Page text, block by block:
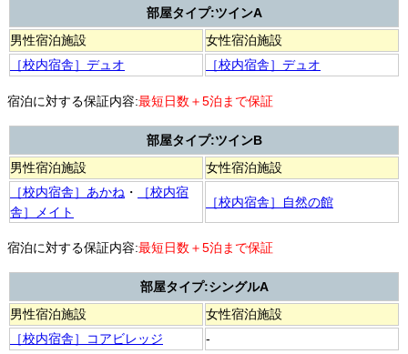
部屋タイプ:ツインA
男性宿泊施設
女性宿泊施設
［校内宿舎］デュオ
［校内宿舎］デュオ
宿泊に対する保証内容:最短日数＋5泊まで保証
部屋タイプ:ツインB
男性宿泊施設
女性宿泊施設
［校内宿舎］あかね ・
［校内宿
舎］メイト
［校内宿舎］自然の館
宿泊に対する保証内容:最短日数＋5泊まで保証
部屋タイプ:シングルA
男性宿泊施設
女性宿泊施設
［校内宿舎］コアビレッジ
-